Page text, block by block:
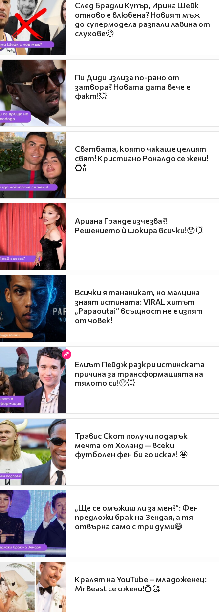
След Брадли Купър, Ирина Шейк
отново е влюбена? Новият мъж
до супермодела разпали лавина от
слухове🧐
Пи Диди излиза по-рано от
затвора? Новата дата вече е
факт!💥
Сватбата, която чакаше целият
свят! Кристиано Роналдо се жени!
💍🍾
Ариана Гранде изчезва?!
Решението ѝ шокира всички!😯💥
Всички я тананикат, но малцина
знаят истината: VIRAL хитът
„Papaoutai“ всъщност не е изпят
от човек!
Елиът Пейдж разкри истинската
причина за трансформацията на
тялото си!😯💥
Травис Скот получи подарък
мечта от Холанд — всеки
футболен фен би го искал! 🤩
„Ще се омъжиш ли за мен?“: Фен
предложи брак на Зендая, а тя
отвърна само с три думи😅
Кралят на YouTube – младоженец:
MrBeast се ожени!💍🥰